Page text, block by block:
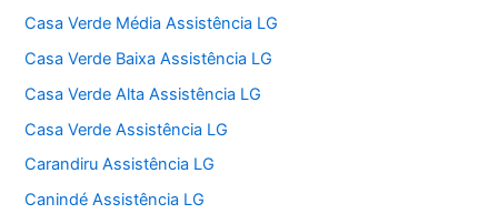
Casa Verde Média Assistência LG
Casa Verde Baixa Assistência LG
Casa Verde Alta Assistência LG
Casa Verde Assistência LG
Carandiru Assistência LG
Canindé Assistência LG